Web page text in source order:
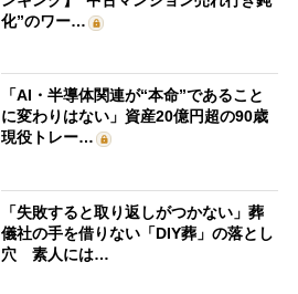
化”のワー…
「AI・半導体関連が“本命”であること
に変わりはない」資産20億円超の90歳
現役トレー…
「失敗すると取り返しがつかない」葬
儀社の手を借りない「DIY葬」の落とし
穴 素人には…